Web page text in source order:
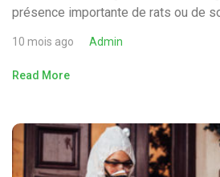
présence importante de rats ou de
10 mois ago Admin
Read More